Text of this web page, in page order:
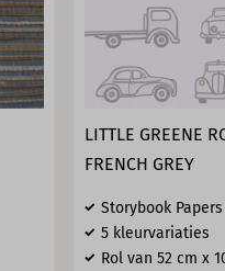
LITTLE GREENE
FRENCH GREY
Storybook Papers
5 kleurvariaties
Rol van 52 cm x